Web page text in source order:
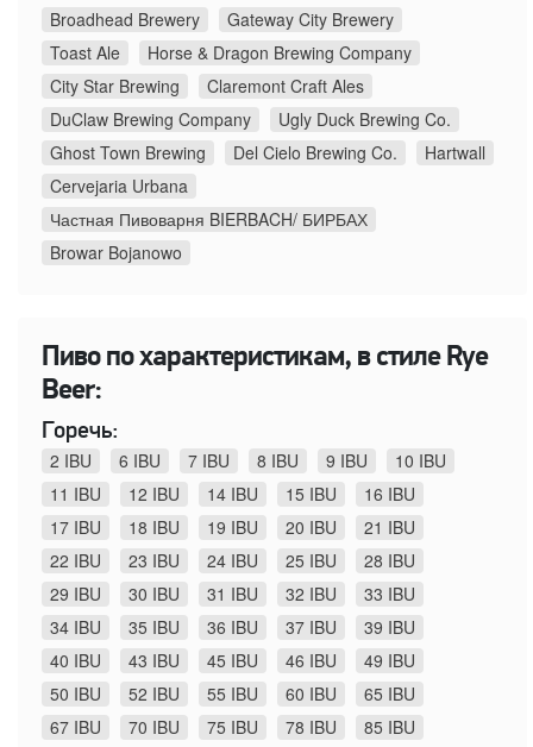
Broadhead Brewery
Gateway City Brewery
Toast Ale
Horse & Dragon Brewing Company
City Star Brewing
Claremont Craft Ales
DuClaw Brewing Company
Ugly Duck Brewing Co.
Ghost Town Brewing
Del Cielo Brewing Co.
Hartwall
Cervejaria Urbana
Частная Пивоварня BIERBACH/ БИРБАХ
Browar Bojanowo
Пиво по характеристикам, в стиле Rye
Beer:
Горечь:
2 IBU
6 IBU 7 IBU 8 IBU 9 IBU
10 IBU
11 IBU
12 IBU 14 IBU 15 IBU
16 IBU
17 IBU
18 IBU 19 IBU 20 IBU
21 IBU
22 IBU
23 IBU 24 IBU 25 IBU
28 IBU
29 IBU
30 IBU 31 IBU 32 IBU
33 IBU
34 IBU
35 IBU 36 IBU 37 IBU
39 IBU
40 IBU
43 IBU 45 IBU 46 IBU
49 IBU
50 IBU
52 IBU 55 IBU 60 IBU
65 IBU
67 IBU
70 IBU 75 IBU 78 IBU
85 IBU